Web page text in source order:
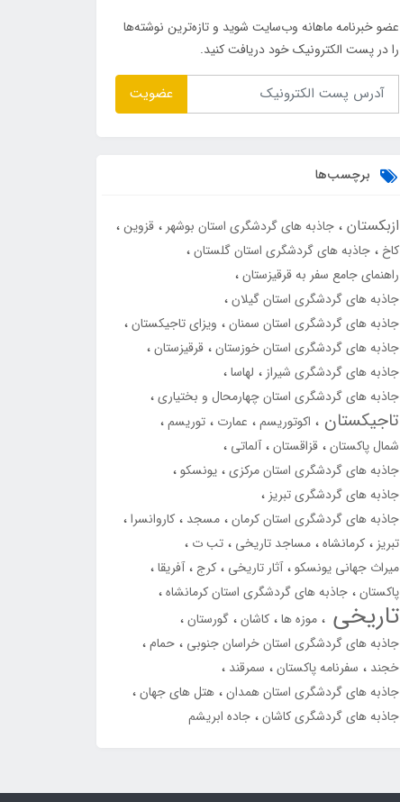
عضو خبرنامه ماهانه وب‌سایت شوید و تازه‌ترین نوشته‌ها
را در پست الکترونیک خود دریافت کنید.
عضویت
برچسب‌ها
ازبکستان جاذبه های گردشگری استان بوشهر قزوین
کاخ جاذبه های گردشگری استان گلستان
راهنمای جامع سفر به قرقیزستان
جاذبه های گردشگری استان گیلان
جاذبه های گردشگری استان سمنان ویزای تاجیکستان
جاذبه های گردشگری استان خوزستان قرقیزستان
جاذبه های گردشگری شیراز لهاسا
جاذبه های گردشگری استان چهارمحال و بختیاری
تاجیکستان اکوتوریسم عمارت توریسم
شمال پاکستان قزاقستان آلماتی
جاذبه های گردشگری استان مرکزی یونسکو
جاذبه های گردشگری تبریز
جاذبه های گردشگری استان کرمان مسجد کاروانسرا
تبریز کرمانشاه مساجد تاریخی تب ت
میراث جهانی یونسکو آثار تاریخی کرج آفریقا
پاکستان جاذبه های گردشگری استان کرمانشاه
تاریخی موزه ها کاشان گورستان
جاذبه های گردشگری استان خراسان جنوبی حمام
خجند سفرنامه پاکستان سمرقند
جاذبه های گردشگری استان همدان هتل های جهان
جاذبه های گردشگری کاشان جاده ابریشم